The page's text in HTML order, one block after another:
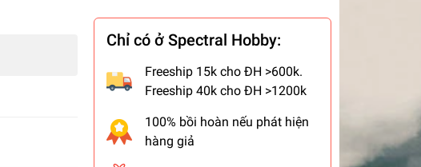
Chỉ có ở Spectral Hobby:
Freeship 15k cho ĐH >600k.
Freeship 40k cho ĐH >1200k
100% bồi hoàn nếu phát hiện
hàng giả